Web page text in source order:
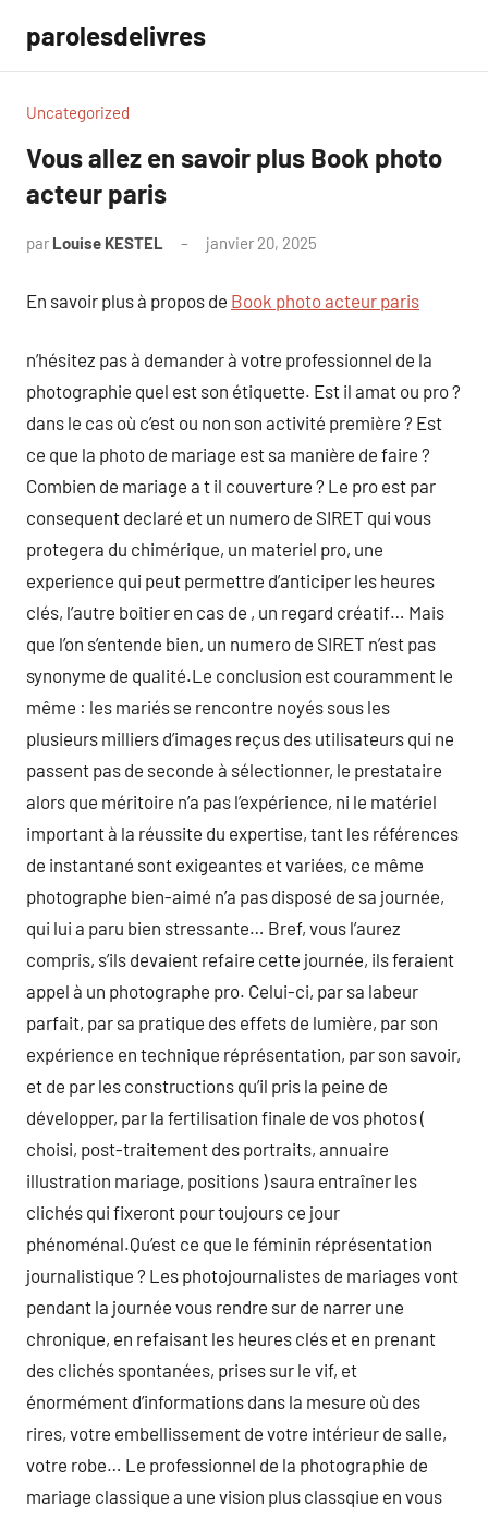
contenu
parolesdelivres
Uncategorized
Vous allez en savoir plus Book photo
acteur paris
par Louise KESTEL janvier 20, 2025
En savoir plus à propos de Book photo acteur paris
n’hésitez pas à demander à votre professionnel de la
photographie quel est son étiquette. Est il amat ou pro ?
dans le cas où c’est ou non son activité première ? Est
ce que la photo de mariage est sa manière de faire ?
Combien de mariage a t il couverture ? Le pro est par
consequent declaré et un numero de SIRET qui vous
protegera du chimérique, un materiel pro, une
experience qui peut permettre d’anticiper les heures
clés, l’autre boitier en cas de , un regard créatif… Mais
que l’on s’entende bien, un numero de SIRET n’est pas
synonyme de qualité.Le conclusion est couramment le
même : les mariés se rencontre noyés sous les
plusieurs milliers d’images reçus des utilisateurs qui ne
passent pas de seconde à sélectionner, le prestataire
alors que méritoire n’a pas l’expérience, ni le matériel
important à la réussite du expertise, tant les références
de instantané sont exigeantes et variées, ce même
photographe bien-aimé n’a pas disposé de sa journée,
qui lui a paru bien stressante… Bref, vous l’aurez
compris, s’ils devaient refaire cette journée, ils feraient
appel à un photographe pro. Celui-ci, par sa labeur
parfait, par sa pratique des effets de lumière, par son
expérience en technique réprésentation, par son savoir,
et de par les constructions qu’il pris la peine de
développer, par la fertilisation finale de vos photos (
choisi, post-traitement des portraits, annuaire
illustration mariage, positions ) saura entraîner les
clichés qui fixeront pour toujours ce jour
phénoménal.Qu’est ce que le féminin réprésentation
journalistique ? Les photojournalistes de mariages vont
pendant la journée vous rendre sur de narrer une
chronique, en refaisant les heures clés et en prenant
des clichés spontanées, prises sur le vif, et
énormément d’informations dans la mesure où des
rires, votre embellissement de votre intérieur de salle,
votre robe… Le professionnel de la photographie de
mariage classique a une vision plus classqiue en vous